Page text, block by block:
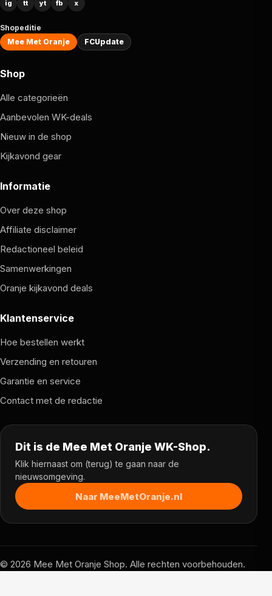
ig tt yt fb x
Shopeditie
Mee Met Oranje
FCUpdate
Shop
Alle categorieën
Aanbevolen WK-deals
Nieuw in de shop
Kijkavond gear
Informatie
Over deze shop
Affiliate disclaimer
Redactioneel beleid
Samenwerkingen
Oranje kijkavond deals
Klantenservice
Hoe bestellen werkt
Verzending en retouren
Garantie en service
Contact met de redactie
Dit is de Mee Met Oranje WK-Shop.
Klik hiernaast om (terug) te gaan naar de
nieuwsomgeving.
Naar MeeMetOranje.nl
© 2026 Mee Met Oranje Shop. Alle rechten voorbehouden.